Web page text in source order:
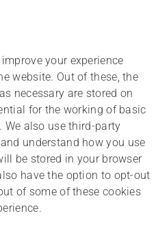
your experience
website. Out of these, the
necessary are stored on
for the working of basic
also use third-party
understand how you use
be stored in your browser
have the option to opt-out
of some of these cookies